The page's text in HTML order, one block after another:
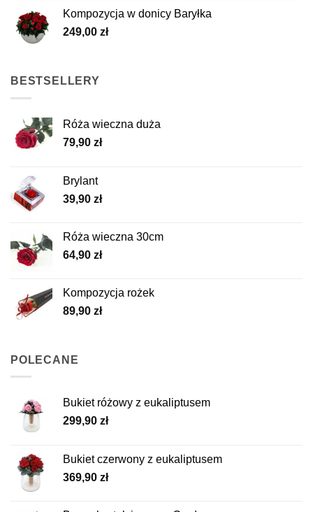
Kompozycja w donicy Baryłka
249,00 zł
BESTSELLERY
Róża wieczna duża
79,90 zł
Brylant
39,90 zł
Róża wieczna 30cm
64,90 zł
Kompozycja rożek
89,90 zł
POLECANE
Bukiet różowy z eukaliptusem
299,90 zł
Bukiet czerwony z eukaliptusem
369,90 zł